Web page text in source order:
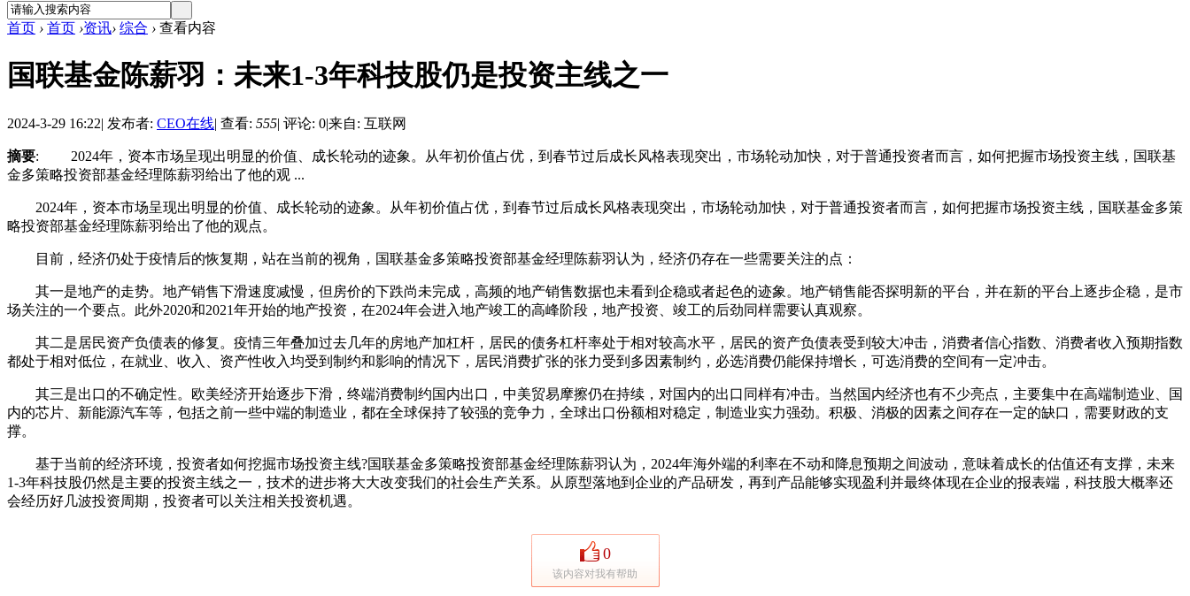
首页 › 首页 ›资讯› 综合 › 查看内容
国联基金陈薪羽：未来1-3年科技股仍是投资主线之一
2024-3-29 16:22| 发布者: CEO在线| 查看: 555| 评论: 0|来自: 互联网
摘要: 2024年，资本市场呈现出明显的价值、成长轮动的迹象。从年初价值占优，到春节过后成长风格表现突出，市场轮动加快，对于普通投资者而言，如何把握市场投资主线，国联基
金多策略投资部基金经理陈薪羽给出了他的观 ...
2024年，资本市场呈现出明显的价值、成长轮动的迹象。从年初价值占优，到春节过后成长风格表现突出，市场轮动加快，对于普通投资者而言，如何把握市场投资主线，国联基金多策
略投资部基金经理陈薪羽给出了他的观点。
目前，经济仍处于疫情后的恢复期，站在当前的视角，国联基金多策略投资部基金经理陈薪羽认为，经济仍存在一些需要关注的点：
其一是地产的走势。地产销售下滑速度减慢，但房价的下跌尚未完成，高频的地产销售数据也未看到企稳或者起色的迹象。地产销售能否探明新的平台，并在新的平台上逐步企稳，是市
场关注的一个要点。此外2020和2021年开始的地产投资，在2024年会进入地产竣工的高峰阶段，地产投资、竣工的后劲同样需要认真观察。
其二是居民资产负债表的修复。疫情三年叠加过去几年的房地产加杠杆，居民的债务杠杆率处于相对较高水平，居民的资产负债表受到较大冲击，消费者信心指数、消费者收入预期指数
都处于相对低位，在就业、收入、资产性收入均受到制约和影响的情况下，居民消费扩张的张力受到多因素制约，必选消费仍能保持增长，可选消费的空间有一定冲击。
其三是出口的不确定性。欧美经济开始逐步下滑，终端消费制约国内出口，中美贸易摩擦仍在持续，对国内的出口同样有冲击。当然国内经济也有不少亮点，主要集中在高端制造业、国
内的芯片、新能源汽车等，包括之前一些中端的制造业，都在全球保持了较强的竞争力，全球出口份额相对稳定，制造业实力强劲。积极、消极的因素之间存在一定的缺口，需要财政的支
撑。
基于当前的经济环境，投资者如何挖掘市场投资主线?国联基金多策略投资部基金经理陈薪羽认为，2024年海外端的利率在不动和降息预期之间波动，意味着成长的估值还有支撑，未来
1-3年科技股仍然是主要的投资主线之一，技术的进步将大大改变我们的社会生产关系。从原型落地到企业的产品研发，再到产品能够实现盈利并最终体现在企业的报表端，科技股大概率还
会经历好几波投资周期，投资者可以关注相关投资机遇。
0
该内容对我有帮助